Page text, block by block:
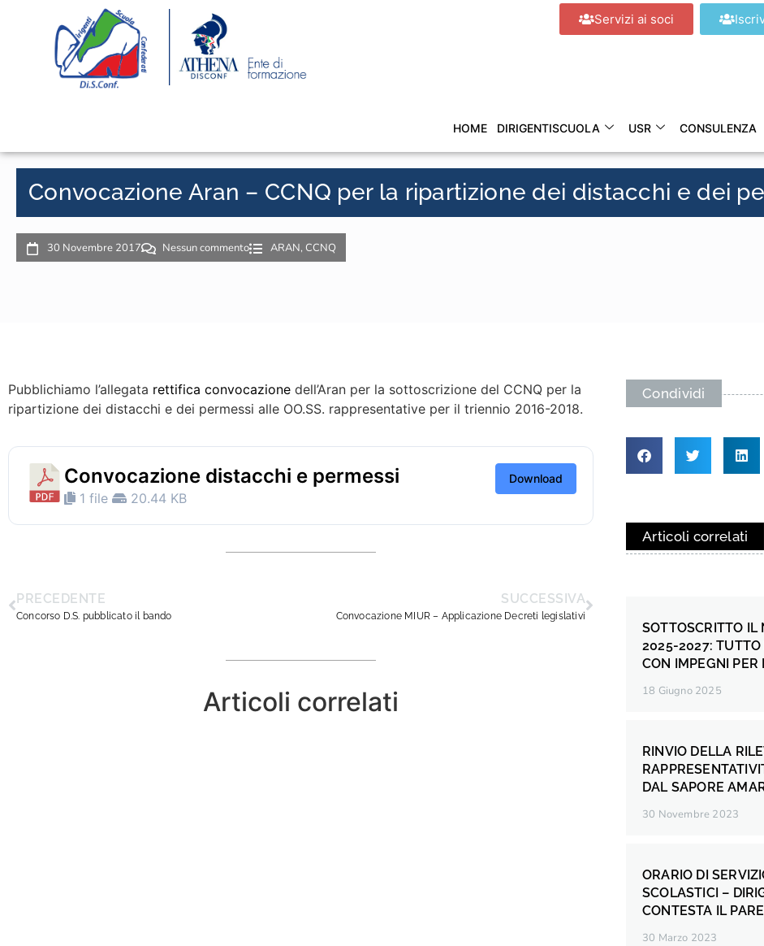
Servizi ai soci
HOME DIRIGENTISCUOLA USR CONSULENZA
Convocazione Aran – CCNQ per la ripartizione dei distacchi e dei
30 Novembre 2017 Nessun commento ARAN, CCNQ
Pubblichiamo l’allegata rettifica convocazione dell’Aran per la sottoscrizione del CCNQ per la
ripartizione dei distacchi e dei permessi alle OO.SS. rappresentative per il triennio 2016-2018.
Convocazione distacchi e permessi
1 file 20.44 KB
Download
PRECEDENTE
Concorso D.S. pubblicato il bando
SUCCESSIVA
Convocazione MIUR – Applicazione Decreti legislativi
Articoli correlati
Condividi
Articoli correlati
SOTTOSCRITTO IL
2025-2027: TUTTO
CON IMPEGNI PER
18 Giugno 2025
RINVIO DELLA
DAL SAPORE
30 Novembre 2023
ORARIO DI
SCOLASTICI –
CONTESTA IL
30 Marzo 2023